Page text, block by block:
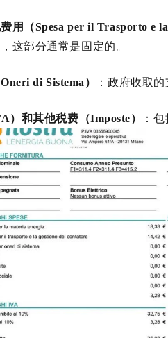
用（Spesa per il Trasporto e
这部分通常是固定的。
di Sistema） ：政府收取
）和其他税费（Imposte） ：